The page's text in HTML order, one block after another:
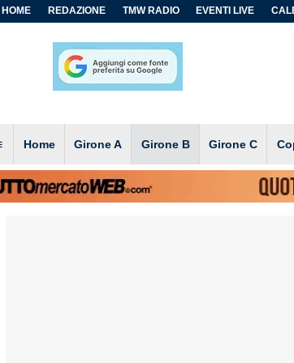
HOME REDAZIONE TMW RADIO EVENTI LIVE
Home Girone A Girone B Girone C